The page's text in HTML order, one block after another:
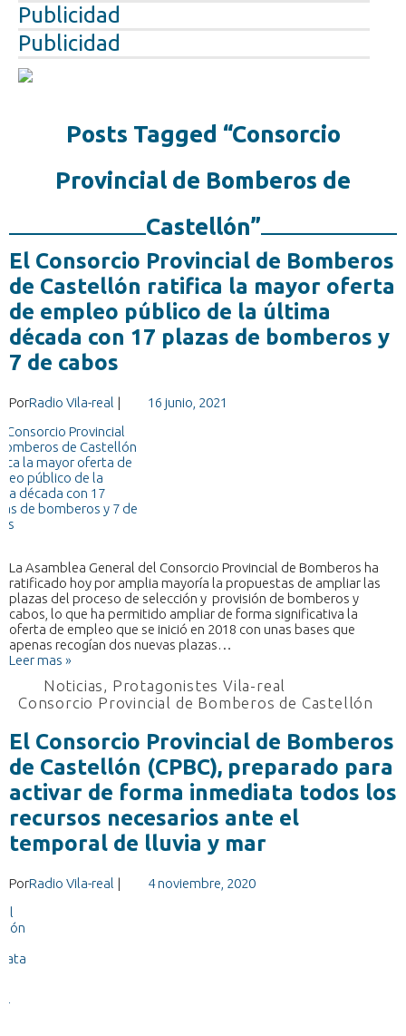
Publicidad
Publicidad
Posts Tagged “Consorcio
Provincial de Bomberos de
Castellón”
El Consorcio Provincial de Bomberos
de Castellón ratifica la mayor oferta
de empleo público de la última
década con 17 plazas de bomberos y
7 de cabos
PorRadio Vila-real | 16 junio, 2021
La Asamblea General del Consorcio Provincial de Bomberos ha
ratificado hoy por amplia mayoría la propuestas de ampliar las
plazas del proceso de selección y provisión de bomberos y
cabos, lo que ha permitido ampliar de forma significativa la
oferta de empleo que se inició en 2018 con unas bases que
apenas recogían dos nuevas plazas…
Leer mas »
Noticias, Protagonistes Vila-real
Consorcio Provincial de Bomberos de Castellón
El Consorcio Provincial de Bomberos
de Castellón (CPBC), preparado para
activar de forma inmediata todos los
recursos necesarios ante el
temporal de lluvia y mar
PorRadio Vila-real | 4 noviembre, 2020